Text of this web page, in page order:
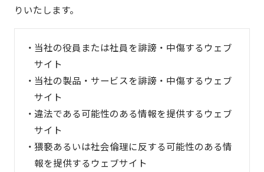
りいたします。
当社の役員または社員を誹謗・中傷するウェブ
サイト
当社の製品・サービスを誹謗・中傷するウェブ
サイト
違法である可能性のある情報を提供するウェブ
サイト
猥褻あるいは社会倫理に反する可能性のある情
報を提供するウェブサイト